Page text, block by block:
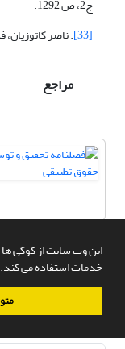
این وب سایت از کوکی ها
خدمات استفاده می کند.
ج2، ص 1292.
[33]
. ناصر کاتوزیان، فلسفۀ
مراجع
فایل ها
XML